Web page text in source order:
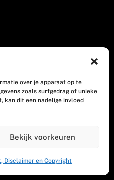
over je apparaat op te
zoals surfgedrag of unieke
kan dit een nadelige invloed
Bekijk voorkeuren
Disclaimer en Copyright